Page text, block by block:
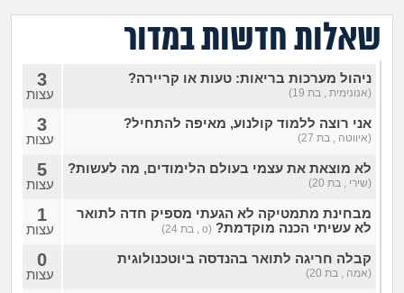
שומרים על הגוף
חיות מחמד
יוקר המחיה
גאווה
שאלות חדשות במדור
ניהול מערכות בריאות: טעות או קריירה?
(אנונימית , בת 19)
3
עצות
אני רוצה ללמוד קולנוע, מאיפה להתחיל?
(איווטה , בת 27)
3
עצות
לא מוצאת את עצמי בעולם הלימודים, מה לעשות?
(שירי , בת 20)
5
עצות
מבחינת מתמטיקה לא הגעתי מספיק חדה לתואר
לא עשיתי הכנה מוקדמת? (o , בת 24)
1
עצות
קבלה חריגה לתואר בהנדסה ביוטכנולוגית
(אמה , בת 20)
0
עצות